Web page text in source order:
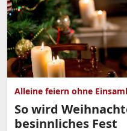
Alleine feiern ohne
So wird
besinnliches Fest